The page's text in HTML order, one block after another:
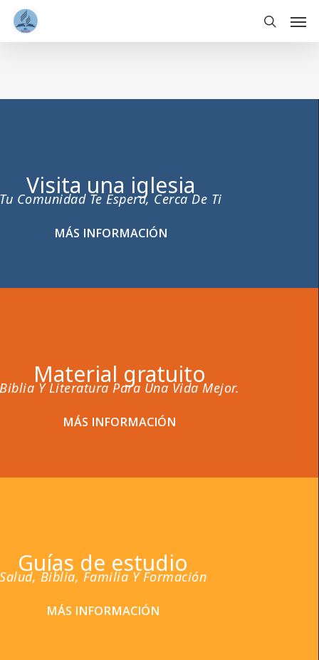
main
content search
Visita una iglesia
Tu Comunidad Te Espera, Cerca De Ti
MÁS INFORMACIÓN
Material gratuito
Biblia Y Literatura Para Una Vida Mejor.
MÁS INFORMACIÓN
Guías de estudio
Salud, Biblia, Familia Y Formación
MÁS INFORMACIÓN